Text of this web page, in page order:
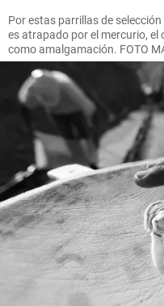
Por estas parrillas de
es atrapado por el mercurio,
como amalgamación. FOTO